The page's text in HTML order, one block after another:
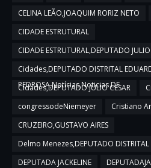
CELINA LEÃO,JOAQUIM RORIZ NETO
CIDADE ESTRUTURAL
CIDADE ESTRUTURAL,DEPUTADO JULIO
Cidades,DEPUTADO DISTRITAL
PEDROSA,Notícias,Noticias DF
Cidades,DEPUTADO JULIO CESAR
congressodeNiemeyer
Cristiano
CRUZEIRO,GUSTAVO AIRES
Delmo Menezes,DEPUTADO DISTRITAL
DEPUTADA JACKELINE